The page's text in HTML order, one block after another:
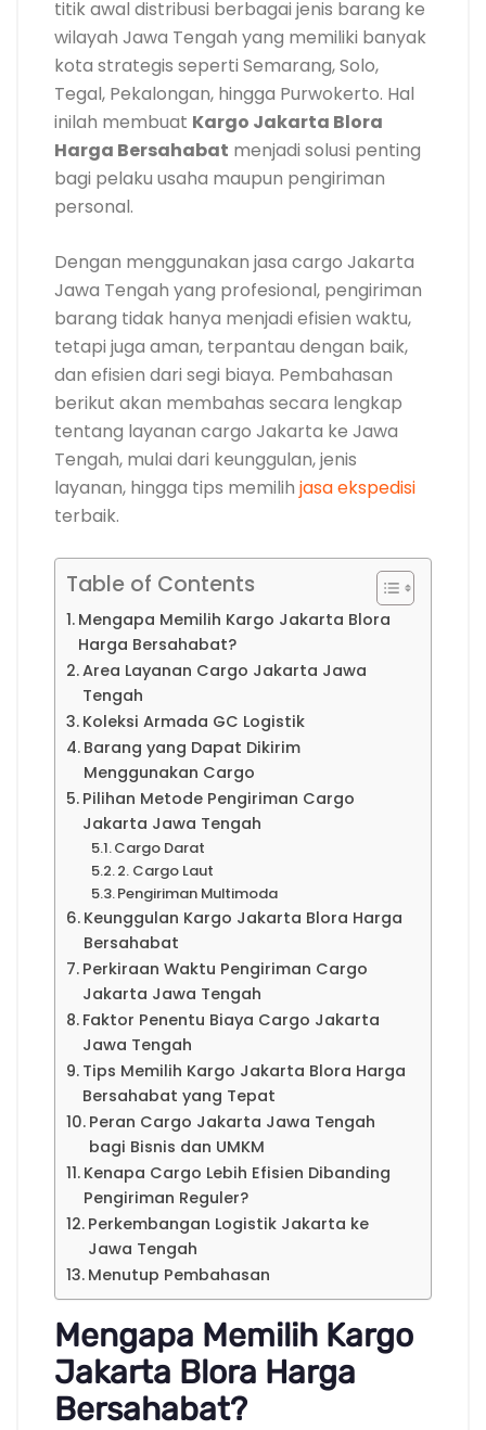
titik awal distribusi berbagai jenis barang ke
wilayah Jawa Tengah yang memiliki banyak
kota strategis seperti Semarang, Solo,
Tegal, Pekalongan, hingga Purwokerto. Hal
inilah membuat Kargo Jakarta Blora
Harga Bersahabat menjadi solusi penting
bagi pelaku usaha maupun pengiriman
personal.
Dengan menggunakan jasa cargo Jakarta
Jawa Tengah yang profesional, pengiriman
barang tidak hanya menjadi efisien waktu,
tetapi juga aman, terpantau dengan baik,
dan efisien dari segi biaya. Pembahasan
berikut akan membahas secara lengkap
tentang layanan cargo Jakarta ke Jawa
Tengah, mulai dari keunggulan, jenis
layanan, hingga tips memilih jasa ekspedisi
terbaik.
Table of Contents
Mengapa Memilih Kargo Jakarta Blora
Harga Bersahabat?
Area Layanan Cargo Jakarta Jawa
Tengah
Koleksi Armada GC Logistik
Barang yang Dapat Dikirim
Menggunakan Cargo
Pilihan Metode Pengiriman Cargo
Jakarta Jawa Tengah
Cargo Darat
2. Cargo Laut
Pengiriman Multimoda
Keunggulan Kargo Jakarta Blora Harga
Bersahabat
Perkiraan Waktu Pengiriman Cargo
Jakarta Jawa Tengah
Faktor Penentu Biaya Cargo Jakarta
Jawa Tengah
Tips Memilih Kargo Jakarta Blora Harga
Bersahabat yang Tepat
Peran Cargo Jakarta Jawa Tengah
bagi Bisnis dan UMKM
Kenapa Cargo Lebih Efisien Dibanding
Pengiriman Reguler?
Perkembangan Logistik Jakarta ke
Jawa Tengah
Menutup Pembahasan
Mengapa Memilih Kargo
Jakarta Blora Harga
Bersahabat?